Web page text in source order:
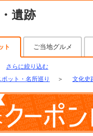
遺跡
ト ご当地グルメ
さらに絞り込む
ット・名所巡り ＞ 文化史